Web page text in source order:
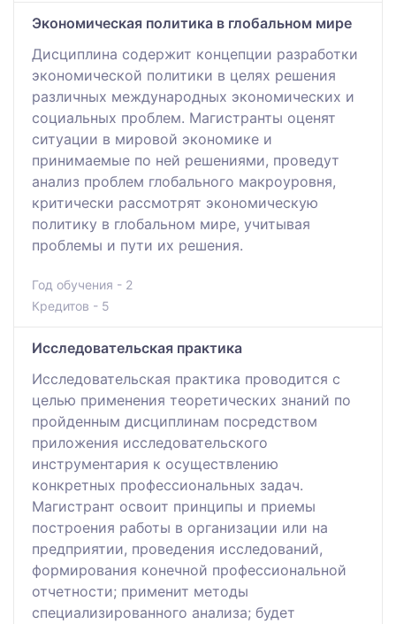
Экономическая политика в глобальном мире
Дисциплина содержит концепции разработки
экономической политики в целях решения
различных международных экономических и
социальных проблем. Магистранты оценят
ситуации в мировой экономике и
принимаемые по ней решениями, проведут
анализ проблем глобального макроуровня,
критически рассмотрят экономическую
политику в глобальном мире, учитывая
проблемы и пути их решения.
Год обучения - 2
Кредитов - 5
Исследовательская практика
Исследовательская практика проводится с
целью применения теоретических знаний по
пройденным дисциплинам посредством
приложения исследовательского
инструментария к осуществлению
конкретных профессиональных задач.
Магистрант освоит принципы и приемы
построения работы в организации или на
предприятии, проведения исследований,
формирования конечной профессиональной
отчетности; применит методы
специализированного анализа; будет